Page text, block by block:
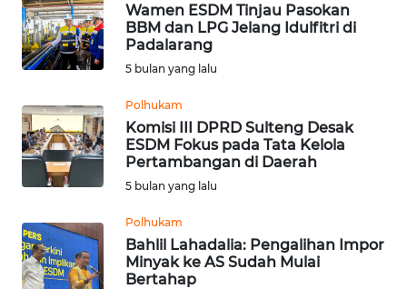
Wamen ESDM Tinjau Pasokan
BBM dan LPG Jelang Idulfitri di
Padalarang
5 bulan yang lalu
Polhukam
Komisi III DPRD Sulteng Desak
ESDM Fokus pada Tata Kelola
Pertambangan di Daerah
5 bulan yang lalu
Polhukam
Bahlil Lahadalia: Pengalihan Impor
Minyak ke AS Sudah Mulai
Bertahap
WN
MALUT
DAIRI
WN
DANAU
TOBA
WN
NIAS